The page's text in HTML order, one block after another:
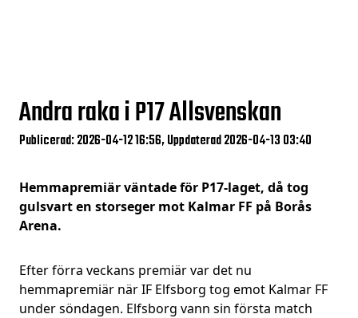
Andra raka i P17 Allsvenskan
Publicerad: 2026-04-12 16:56, Uppdaterad 2026-04-13 03:40
Hemmapremiär väntade för P17-laget, då tog
gulsvart en storseger mot Kalmar FF på Borås
Arena.
Efter förra veckans premiär var det nu
hemmapremiär när IF Elfsborg tog emot Kalmar FF
under söndagen. Elfsborg vann sin första match